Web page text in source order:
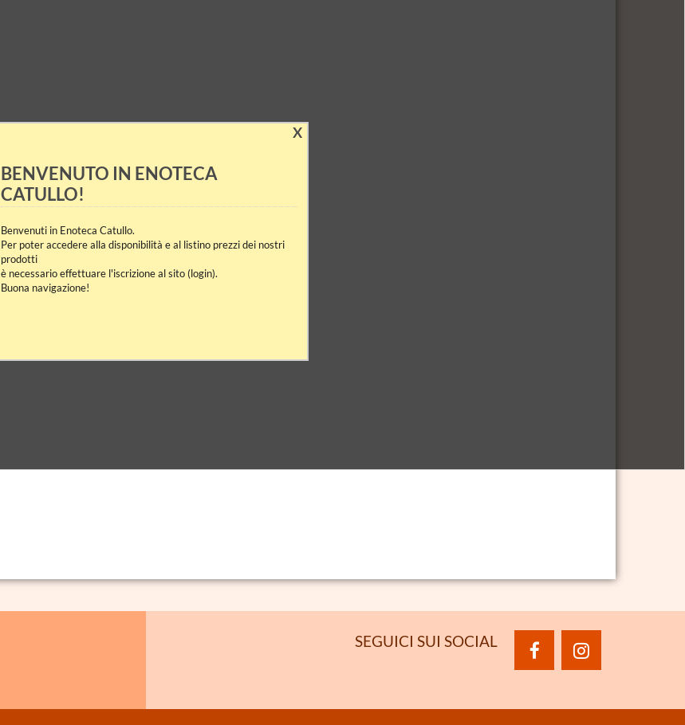
SEGUICI SUI SOCIAL facebookinstagram
X
BENVENUTO IN ENOTECA
CATULLO!
Benvenuti in Enoteca Catullo.
Per poter accedere alla disponibilità e al listino prezzi dei nostri
prodotti
è necessario effettuare l'iscrizione al sito (login).
Buona navigazione!